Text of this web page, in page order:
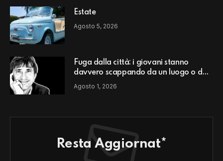
Estate
Agosto 5, 2026
Fuga dalla città: i giovani stanno
davvero scappando da un luogo o da
un modello di vita?
Agosto 1, 2026
Resta Aggiornat*